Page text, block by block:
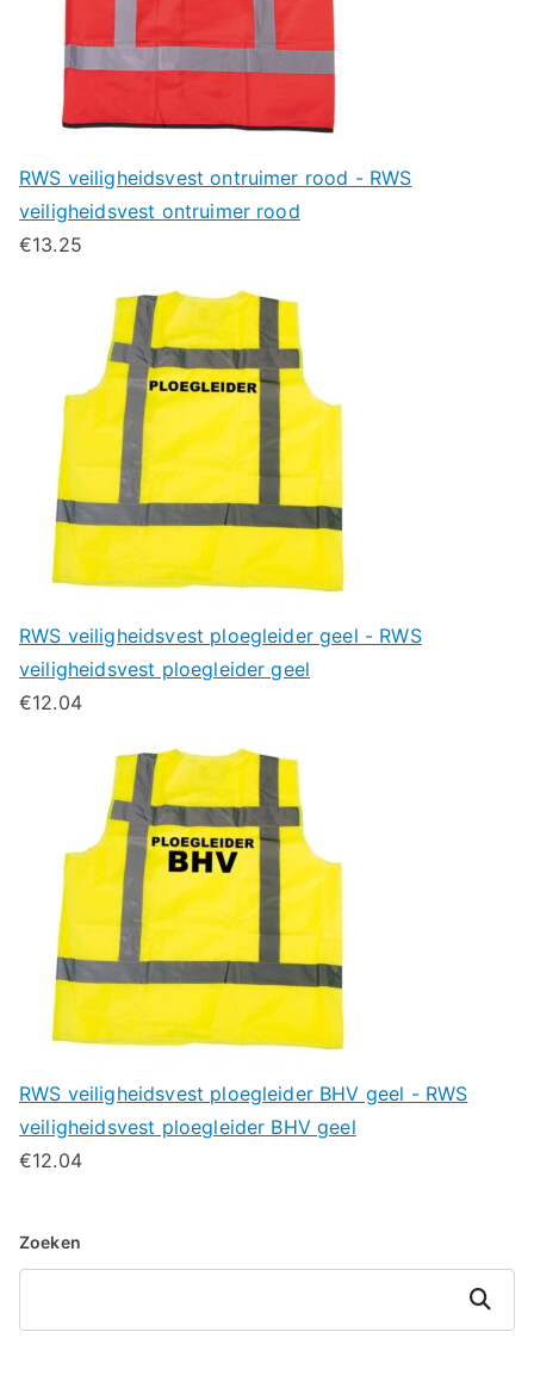
RWS veiligheidsvest ontruimer rood - RWS
veiligheidsvest ontruimer rood
€13.25
RWS veiligheidsvest ploegleider geel - RWS
veiligheidsvest ploegleider geel
€12.04
RWS veiligheidsvest ploegleider BHV geel - RWS
veiligheidsvest ploegleider BHV geel
€12.04
Zoeken
Zoeken